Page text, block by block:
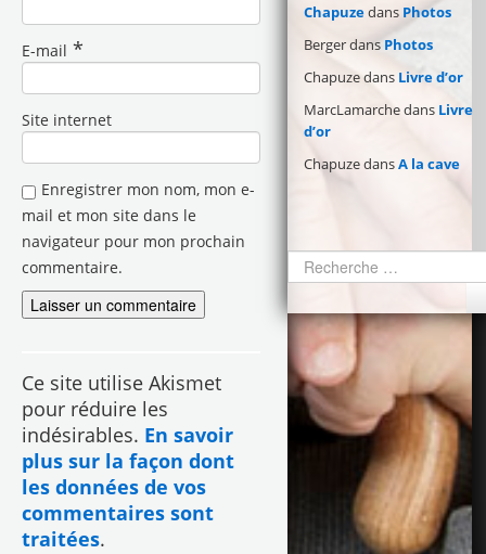
E-mail *
Site internet
Enregistrer mon nom, mon e-
mail et mon site dans le
navigateur pour mon prochain
commentaire.
Ce site utilise Akismet
pour réduire les
indésirables. En savoir
plus sur la façon dont
les données de vos
commentaires sont
traitées.
Chapuzedans Photos
Bergerdans Photos
Chapuzedans Livre d’or
MarcLamarchedans Livre
d’or
ChapuzedansA la cave